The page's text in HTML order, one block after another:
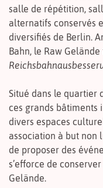
salle de répétition,
alternatifs conservés
diversifiés de Berlin.
Bahn, le Raw
Situé dans le quartier
ces grands bâtiments
divers espaces
association à but non
de proposer des
s’efforce de
Gelände.